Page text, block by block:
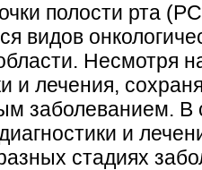
полости рта
видов
Несмотря
и лечения,
заболеванием. В
и
стадиях